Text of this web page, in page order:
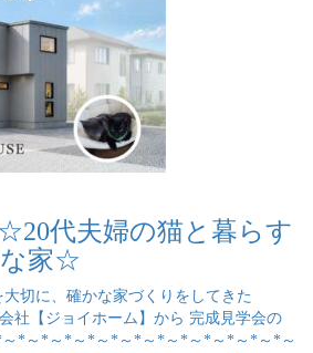
代夫婦の猫と暮らす
家☆
切に、確かな家づくりをしてきた
社【ジョイホーム】から 完成見学会の
*～*～*～*～*～*～*～*～*～*～*～*～